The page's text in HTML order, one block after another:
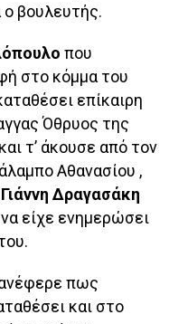
ο βουλευτής.
που
στο κόμμα του
επίκαιρη
Όθρυος της
τ’ άκουσε από τον
Αθανασίου ,
Γιάννη Δραγασάκη
είχε ενημερώσει
πως
και στο